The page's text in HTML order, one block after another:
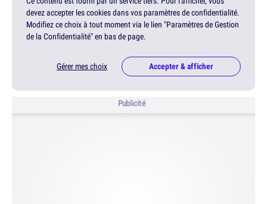
devez accepter les cookies dans vos paramètres de confidentialité.
Modifiez ce choix à tout moment via le lien "Paramètres de Gestion
de la Confidentialité" en bas de page.
Gérer mes choix Accepter & afficher
Publicité